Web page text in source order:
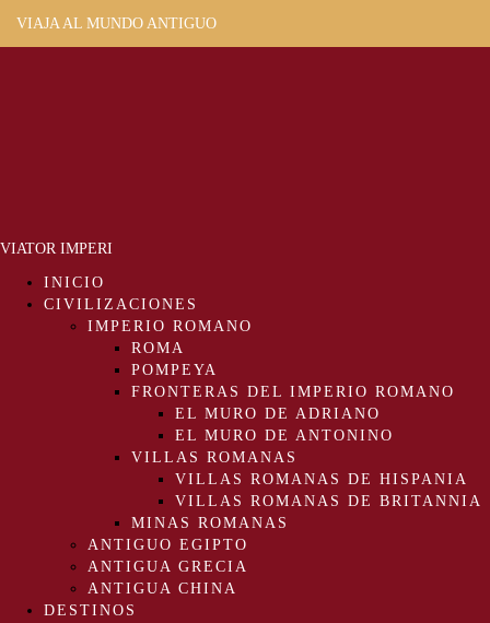
VIAJA AL MUNDO ANTIGUO
VIATOR IMPERI
INICIO
CIVILIZACIONES
IMPERIO ROMANO
ROMA
POMPEYA
FRONTERAS DEL IMPERIO ROMANO
EL MURO DE ADRIANO
EL MURO DE ANTONINO
VILLAS ROMANAS
VILLAS ROMANAS DE HISPANIA
VILLAS ROMANAS DE BRITANNIA
MINAS ROMANAS
ANTIGUO EGIPTO
ANTIGUA GRECIA
ANTIGUA CHINA
DESTINOS